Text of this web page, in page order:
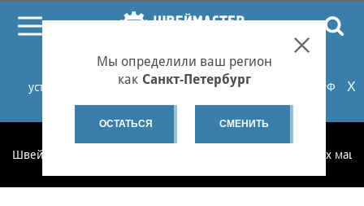
При проблемах с онлайн-оплатой заказов на сайте
установите российские сертификаты НУЦ Минцифры РФ
или используйте Яндекс.Браузер.Подробнее...
X
Мы определили ваш регион
как Санкт-Петербург
ОСТАТЬСЯ СМЕНИТЬ
Швеймастер Запчасти для бытовых швейных